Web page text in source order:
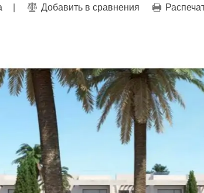
| Добавить в сравнения